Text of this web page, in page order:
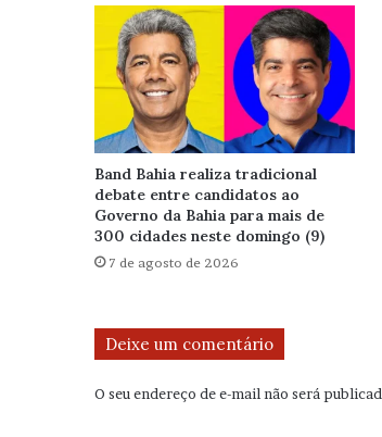
Band Bahia realiza tradicional
debate entre candidatos ao
Governo da Bahia para mais de
300 cidades neste domingo (9)
7 de agosto de 2026
Deixe um comentário
O seu endereço de e-mail não será